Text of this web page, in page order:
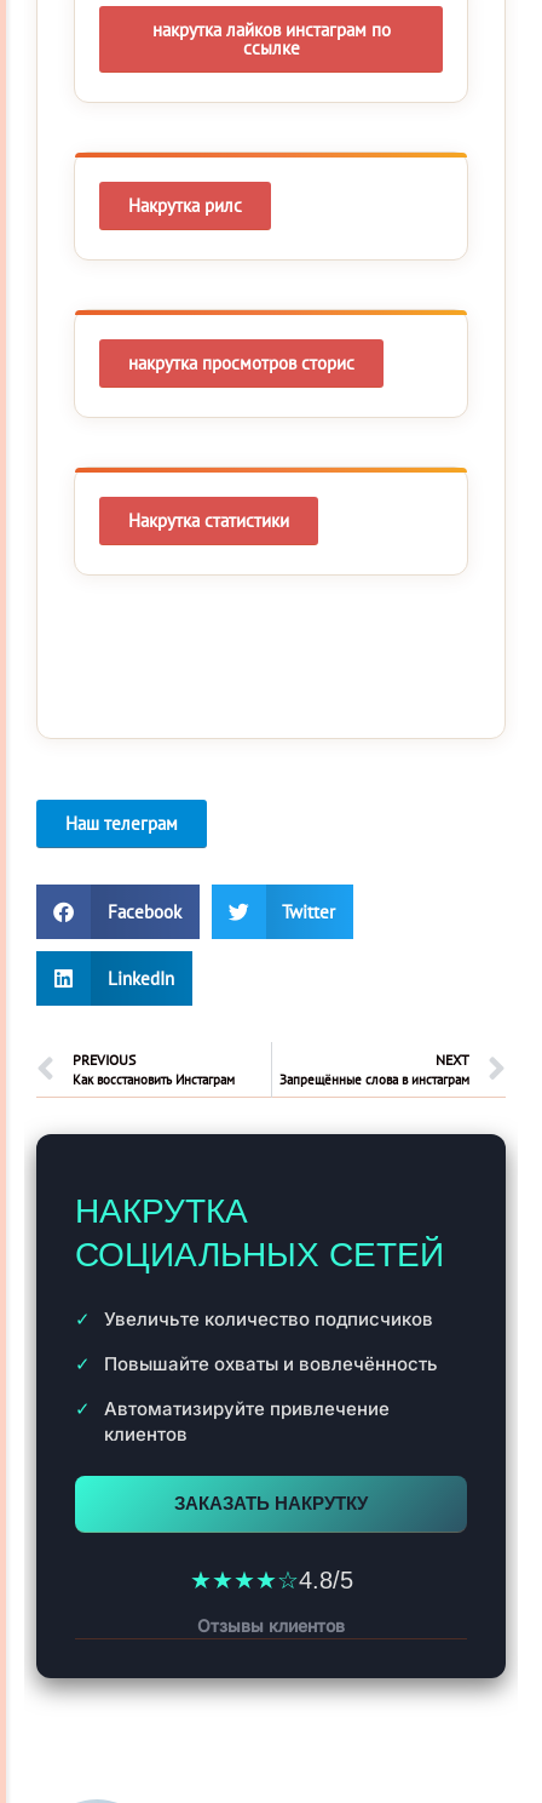
накрутка лайков инстаграм по
ссылке
Накрутка рилс
накрутка просмотров сторис
Накрутка статистики
Наш телеграм
Facebook Twitter
LinkedIn
PREVIOUS
Как восстановить Инстаграм
NEXT
Запрещённые слова в инстаграм
НАКРУТКА
СОЦИАЛЬНЫХ СЕТЕЙ
Увеличьте количество подписчиков
Повышайте охваты и вовлечённость
Автоматизируйте привлечение
клиентов
ЗАКАЗАТЬ НАКРУТКУ
★★★★☆4.8/5
Отзывы клиентов